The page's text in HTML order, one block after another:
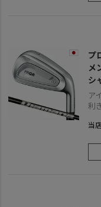
プ
メ
シ
ル
ア
利
当